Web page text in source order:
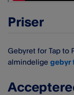
Priser
Gebyret for Tap to
almindelige gebyr